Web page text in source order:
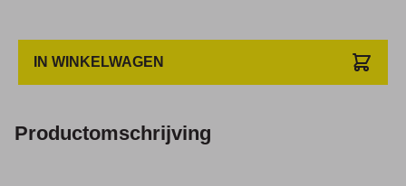
IN WINKELWAGEN
Productomschrijving